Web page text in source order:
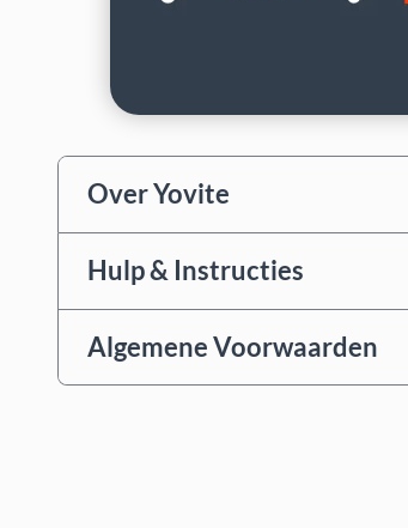
Over Yovite
Hulp & Instructies
Algemene Voorwaarden